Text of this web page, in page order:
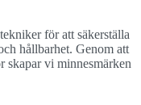
för att säkerställa
hållbarhet. Genom att
skapar vi minnesmärken